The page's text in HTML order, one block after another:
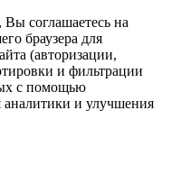
Вы соглашаетесь на
браузера для
(авторизации,
и фильтрации
с помощью
и улучшения